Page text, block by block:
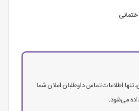
اطلاعات تماس داوطلبان اعلان شما
می‌شود.